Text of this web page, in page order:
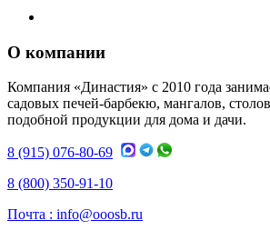
О компании
Компания «Династия» с 2010 года
садовых печей-барбекю, мангалов,
подобной продукции для дома и дачи.
8 (915) 076-80-69
8 (800) 350-91-10
Почта : info@ooosb.ru